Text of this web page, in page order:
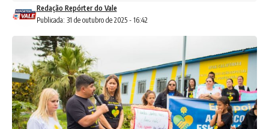
Publicada: 31 de outubro de 2025 - 16:42
Redação Repórter do Vale